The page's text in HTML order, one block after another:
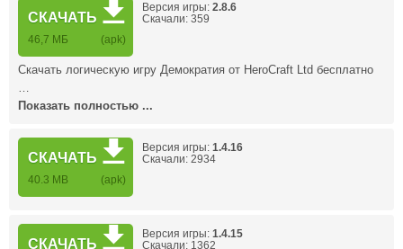
СКАЧАТЬ
46,7 МБ (apk)
Версия игры: 2.8.6
Скачали: 359
Скачать логическую игру Демократия от HeroCraft Ltd бесплатно
…
Показать полностью ...
СКАЧАТЬ
40.3 MB (apk)
Версия игры: 1.4.16
Скачали: 2934
СКАЧАТЬ
Версия игры: 1.4.15
Скачали: 1362